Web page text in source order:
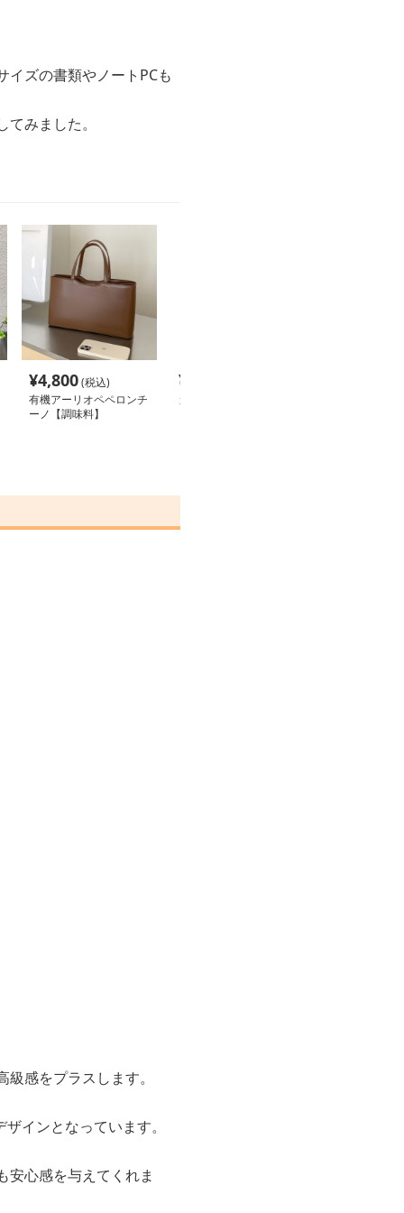
ズの書類やノートPCも
みました。
¥4,800(税込)
有機アーリオペペロンチ
ーノ【調味料】
¥
カマンベールチーズディ
感をプラスします。
インとなっています。
安心感を与えてくれま